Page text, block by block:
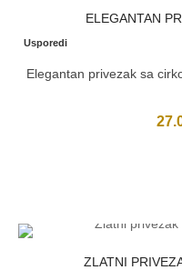
ELEGANTAN
Usporedi
Elegantan privezak sa
ZLATNI